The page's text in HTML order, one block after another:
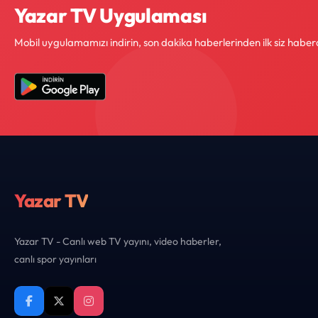
Yazar TV Uygulaması
Mobil uygulamamızı indirin, son dakika haberlerinden ilk siz
Yazar TV
Yazar TV - Canlı web TV yayını, video haberler,
canlı spor yayınları